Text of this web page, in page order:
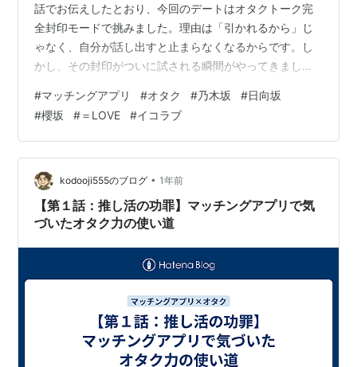
話でお伝えしたとおり、今回のデートはオタクトーク完
全封印モードで挑みました。理由は「引かれるから」じ
ゃなく、自分が話し出すと止まらなくなるからです。し
かし、その封印がついに試される瞬間がやってきまし
さん。2時間ほど結婚観や過去の恋愛、仕事の話で盛り上
がり、場は完全に和んでいました。そんなタイミング
で、相手からの一言。 「そういえば、趣味って何です
か？」 その瞬間、私の脳内でカーンとゴングが鳴る。封
印を守るか、破るか。理性「まだやめとけ」本能「開け
ろ…沼の扉を開けろ…」 逡巡の数秒が長い 相…
#マッチングアプリ #オタク #乃木坂 #日向坂
#櫻坂 #＝LOVE #イコラブ
kodooji555のブログ • 1年前
【第１話：推し活の功罪】マッチングアプリで気
づいたオタク力の使い道